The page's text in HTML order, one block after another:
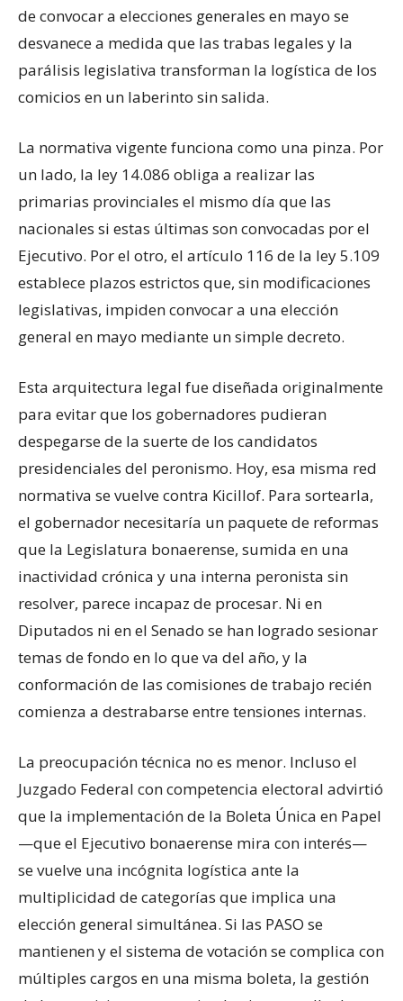
de convocar a elecciones generales en mayo se
desvanece a medida que las trabas legales y la
parálisis legislativa transforman la logística de los
comicios en un laberinto sin salida.
La normativa vigente funciona como una pinza. Por
un lado, la ley 14.086 obliga a realizar las
primarias provinciales el mismo día que las
nacionales si estas últimas son convocadas por el
Ejecutivo. Por el otro, el artículo 116 de la ley 5.109
establece plazos estrictos que, sin modificaciones
legislativas, impiden convocar a una elección
general en mayo mediante un simple decreto.
Esta arquitectura legal fue diseñada originalmente
para evitar que los gobernadores pudieran
despegarse de la suerte de los candidatos
presidenciales del peronismo. Hoy, esa misma red
normativa se vuelve contra Kicillof. Para sortearla,
el gobernador necesitaría un paquete de reformas
que la Legislatura bonaerense, sumida en una
inactividad crónica y una interna peronista sin
resolver, parece incapaz de procesar. Ni en
Diputados ni en el Senado se han logrado sesionar
temas de fondo en lo que va del año, y la
conformación de las comisiones de trabajo recién
comienza a destrabarse entre tensiones internas.
La preocupación técnica no es menor. Incluso el
Juzgado Federal con competencia electoral advirtió
que la implementación de la Boleta Única en Papel
—que el Ejecutivo bonaerense mira con interés—
se vuelve una incógnita logística ante la
multiplicidad de categorías que implica una
elección general simultánea. Si las PASO se
mantienen y el sistema de votación se complica con
múltiples cargos en una misma boleta, la gestión